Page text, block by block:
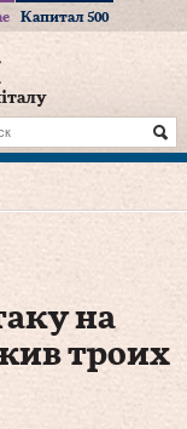
Капитал 500
на
троих